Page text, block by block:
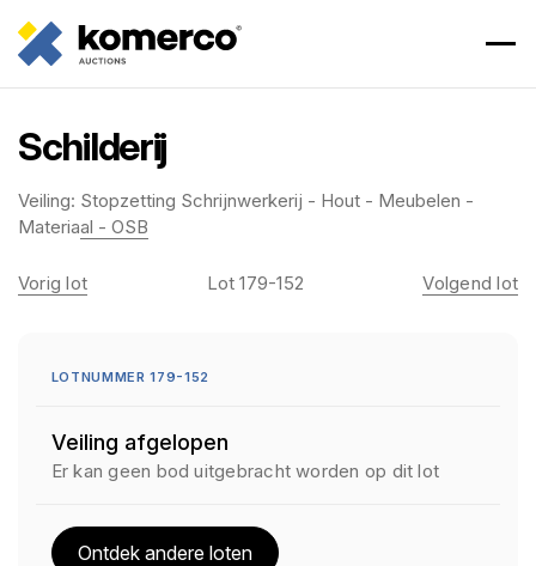
Schilderij
Veiling: Stopzetting Schrijnwerkerij - Hout - Meubelen -
Materiaal - OSB
Vorig lot Lot 179-152 Volgend lot
LOTNUMMER 179-152
Veiling afgelopen
Er kan geen bod uitgebracht worden op dit lot
Ontdek andere loten